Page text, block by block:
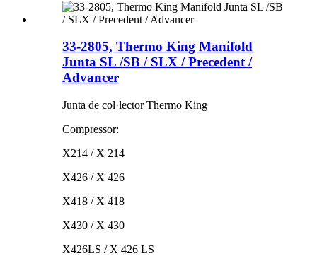
33-2805, Thermo King Manifold
Junta SL /SB / SLX / Precedent /
Advancer
Junta de col·lector Thermo King
Compressor:
X214 / X 214
X426 / X 426
X418 / X 418
X430 / X 430
X426LS / X 426 LS